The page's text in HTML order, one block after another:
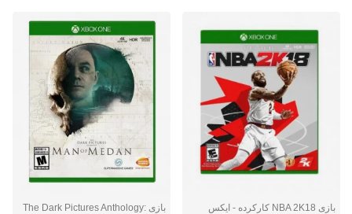
بازی NBA 2K18 کارکرده - ایکس
بازی The Dark Pictures Anthology: